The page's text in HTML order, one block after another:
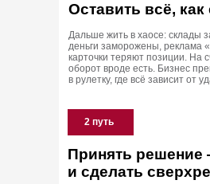
2 путь
Оставить всё, как
Принять
и сделать
Дальше жить в хаосе: склады
деньги заморожены, реклама
карточки теряют позиции. На
оборот вроде есть. Бизнес
в рулетку, где всё зависит от